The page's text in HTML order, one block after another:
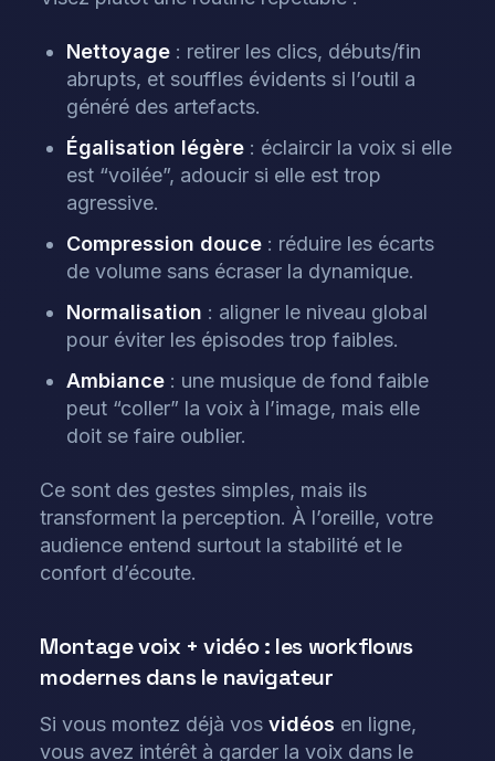
Nettoyage : retirer les clics, débuts/fin
abrupts, et souffles évidents si l’outil a
généré des artefacts.
Égalisation légère : éclaircir la voix si elle
est “voilée”, adoucir si elle est trop
agressive.
Compression douce : réduire les écarts
de volume sans écraser la dynamique.
Normalisation : aligner le niveau global
pour éviter les épisodes trop faibles.
Ambiance : une musique de fond faible
peut “coller” la voix à l’image, mais elle
doit se faire oublier.
Ce sont des gestes simples, mais ils
transforment la perception. À l’oreille, votre
audience entend surtout la stabilité et le
confort d’écoute.
Montage voix + vidéo : les workflows
modernes dans le navigateur
Si vous montez déjà vosvidéos en ligne,
vous avez intérêt à garder la voix dans le